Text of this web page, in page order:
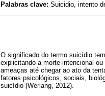
Palabras clave: Suicidio, intento
O significado do termo suicídio
explicitando a morte intencional
ameaças até chegar ao ato da
fatores psicológicos, sociais,
suicídio (Werlang, 2012).